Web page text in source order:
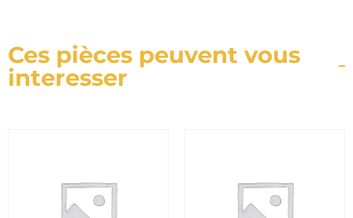
Ces pièces peuvent vous
interesser